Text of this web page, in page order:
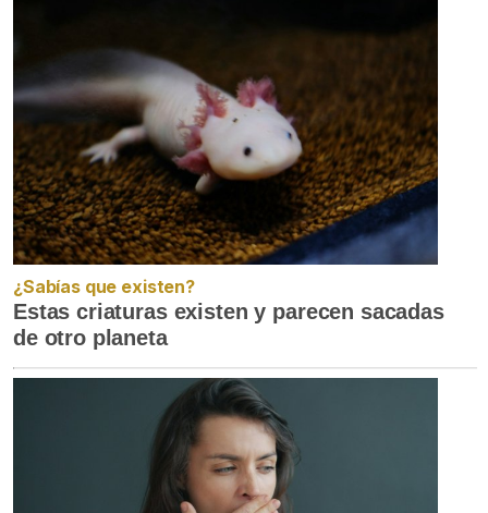
¿Sabías que existen?
Estas criaturas existen y parecen sacadas
de otro planeta